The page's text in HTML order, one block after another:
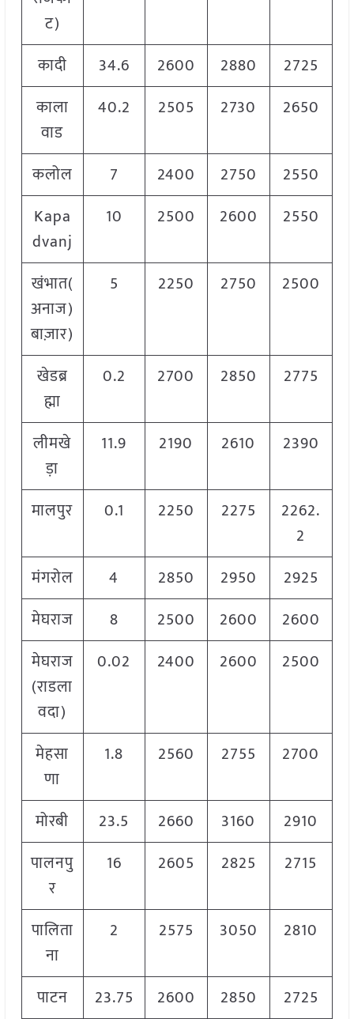
ट)
कादी
34.6 2600 2880
2725
काला
वाड
40.2 2505 2730 2650
कलोल 7 2400 2750
2550
Kapa
dvanj
10 2500 2600 2550
खंभात(
अनाज)
बाज़ार)
5 2250 2750 2500
खेडब्र
ह्मा
0.2 2700 2850 2775
लीमखे
ड़ा
11.9 2190 2610 2390
मालपुर 0.1 2250 2275
2262.
2
मंगरोल
4 2850 2950
2925
मेघराज
8 2500 2600
2600
मेघराज
(राडला
वदा)
0.02 2400 2600 2500
मेहसा
णा
1.8 2560 2755 2700
मोरबी 23.5 2660 3160
2910
पालनपु
र
16 2605 2825 2715
पालिता
ना
2 2575 3050 2810
पाटन 23.75 2600 2850
2725